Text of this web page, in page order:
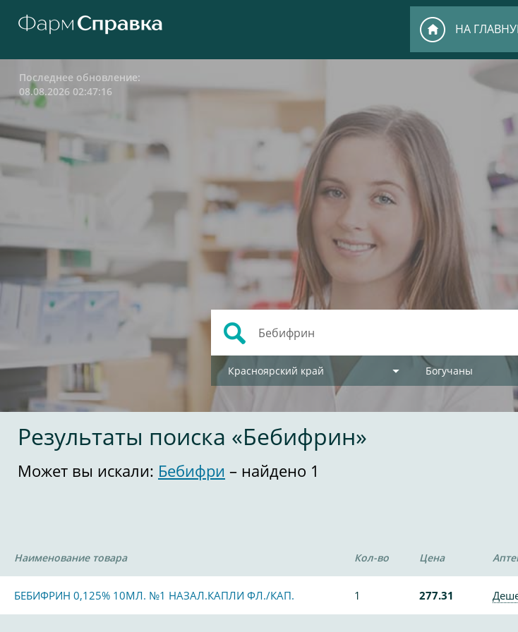
НА
Последнее обновление:
08.08.2026 02:47:16
Красноярский край Богучаны
Результаты поиска «Бебифрин»
Может вы искали: Бебифри – найдено 1
Наименование товара Кол-во Цена
БЕБИФРИН 0,125% 10МЛ. №1 НАЗАЛ.КАПЛИ ФЛ./КАП. 1 277.31